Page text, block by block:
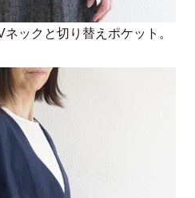
ックと切り替えポケット。